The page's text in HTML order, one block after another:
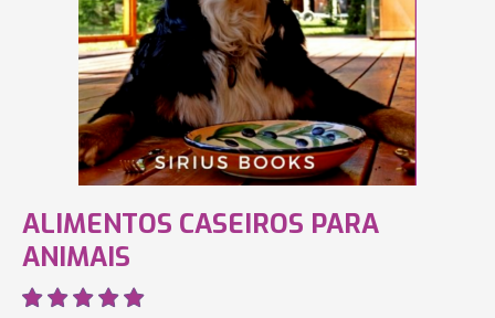
ALIMENTOS CASEIROS PARA
ANIMAIS